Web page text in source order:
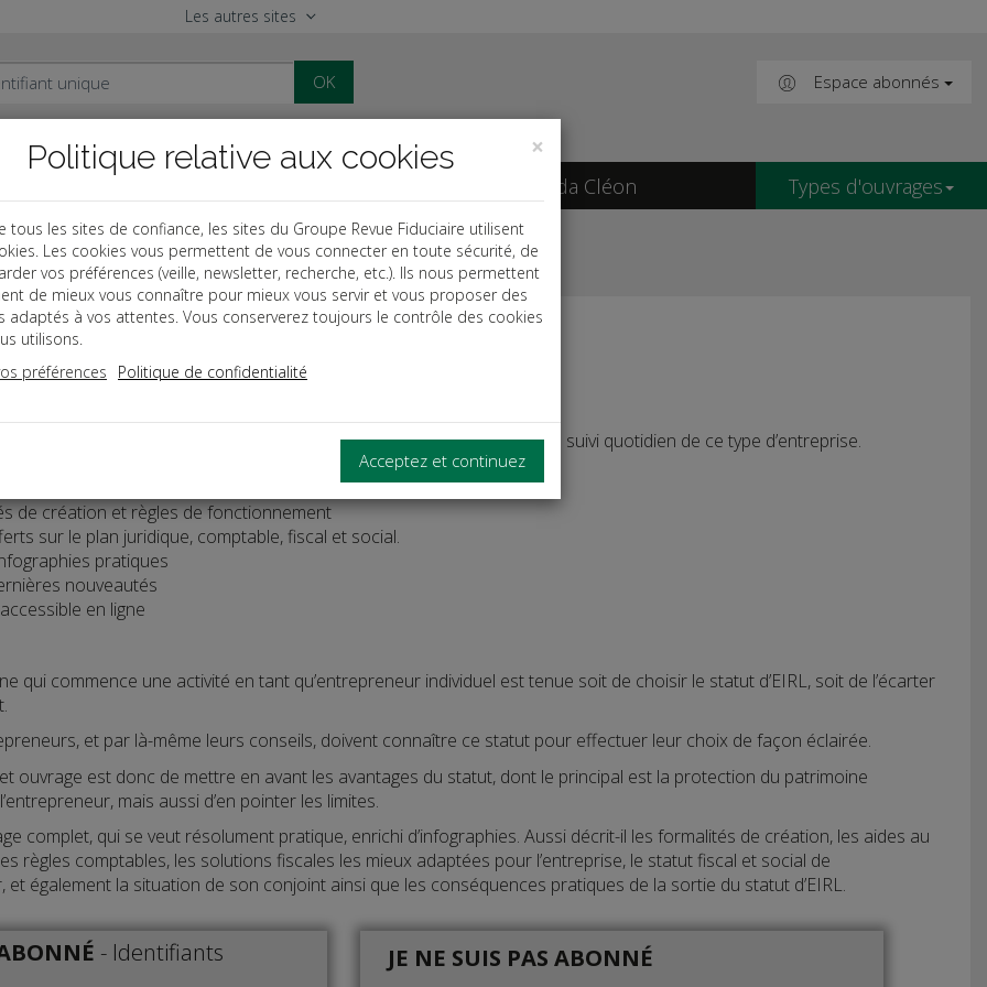
Les autres sites
OK Espace abonnés
Agenda Cléon Types d'ouvrages
EIRL
de l'EIRL
PARTI DU STATUT DE L'EIRL
a pour objectif de permettre un choix éclairé du statut d’EIRL et un suivi quotidien de ce type d’entreprise.
:
de création et règles de fonctionnement
sur le plan juridique, comptable, fiscal et social.
pratiques
nouveautés
en ligne
qui commence une activité en tant qu’entrepreneur individuel est tenue soit de choisir le statut d’EIRL, soit de l’écarter
et par là-même leurs conseils, doivent connaître ce statut pour effectuer leur choix de façon éclairée.
ouvrage est donc de mettre en avant les avantages du statut, dont le principal est la protection du patrimoine
mais aussi d’en pointer les limites.
complet, qui se veut résolument pratique, enrichi d’infographies. Aussi décrit-il les formalités de création, les aides au
règles comptables, les solutions fiscales les mieux adaptées pour l’entreprise, le statut fiscal et social de
et également la situation de son conjoint ainsi que les conséquences pratiques de la sortie du statut d’EIRL.
- Identifiants
JE NE SUIS PAS ABONNÉ
×
Politique relative aux cookies
tous les sites de confiance, les sites du Groupe Revue Fiduciaire utilisent
Les cookies vous permettent de vous connecter en toute sécurité, de
vos préférences (veille, newsletter, recherche, etc.). Ils nous permettent
de mieux vous connaître pour mieux vous servir et vous proposer des
adaptés à vos attentes. Vous conserverez toujours le contrôle des cookies
utilisons.
préférences
Politique de confidentialité
Acceptez et continuez